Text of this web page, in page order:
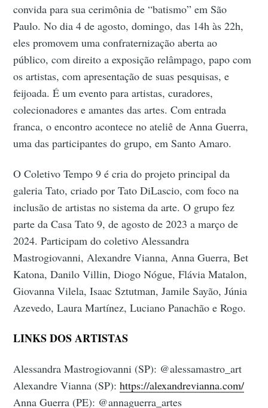
convida para sua cerimônia de “batismo” em São
Paulo. No dia 4 de agosto, domingo, das 14h às 22h,
eles promovem uma confraternização aberta ao
público, com direito a exposição relâmpago, papo com
os artistas, com apresentação de suas pesquisas, e
feijoada. É um evento para artistas, curadores,
colecionadores e amantes das artes. Com entrada
franca, o encontro acontece no ateliê de Anna Guerra,
uma das participantes do grupo, em Santo Amaro.
O Coletivo Tempo 9 é cria do projeto principal da
galeria Tato, criado por Tato DiLascio, com foco na
inclusão de artistas no sistema da arte. O grupo fez
parte da Casa Tato 9, de agosto de 2023 a março de
2024. Participam do coletivo Alessandra
Mastrogiovanni, Alexandre Vianna, Anna Guerra, Bet
Katona, Danilo Villin, Diogo Nógue, Flávia Matalon,
Giovanna Vilela, Isaac Sztutman, Jamile Sayão, Júnia
Azevedo, Laura Martínez, Luciano Panachão e Rogo.
LINKS DOS ARTISTAS
Alessandra Mastrogiovanni (SP): @alessamastro_art
Alexandre Vianna (SP):https://alexandrevianna.com/
Anna Guerra (PE): @annaguerra_artes